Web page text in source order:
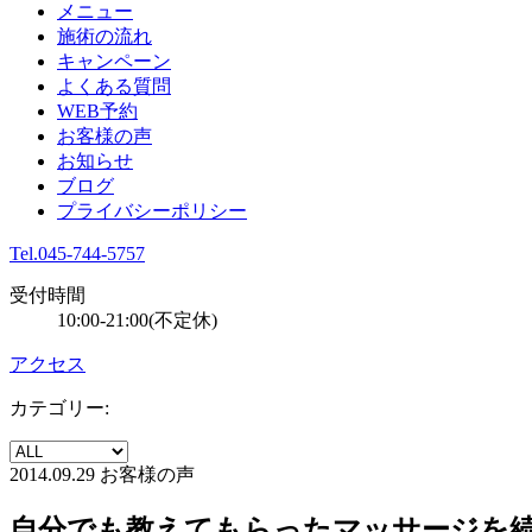
メニュー
施術の流れ
キャンペーン
よくある質問
WEB予約
お客様の声
お知らせ
ブログ
プライバシーポリシー
Tel.045-744-5757
受付時間
10:00-21:00(不定休)
アクセス
カテゴリー:
2014.09.29 お客様の声